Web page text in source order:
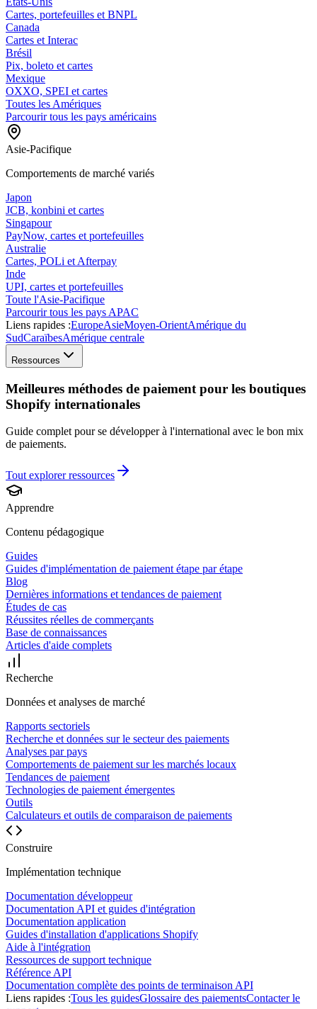
Cartes, portefeuilles et BNPL
Canada
Cartes et Interac
Brésil
Pix, boleto et cartes
Mexique
OXXO, SPEI et cartes
Toutes les Amériques
Parcourir tous les pays américains
Asie-Pacifique
Comportements de marché variés
Japon
JCB, konbini et cartes
Singapour
PayNow, cartes et portefeuilles
Australie
Cartes, POLi et Afterpay
Inde
UPI, cartes et portefeuilles
Toute l'Asie-Pacifique
Parcourir tous les pays APAC
Liens rapides :EuropeAsieMoyen-OrientAmérique du
SudCaraïbesAmérique centrale
Ressources
Meilleures méthodes de paiement pour les boutiques
Shopify internationales
Guide complet pour se développer à l'international avec le bon mix
de paiements.
Tout explorer ressources
Apprendre
Contenu pédagogique
Guides
Guides d'implémentation de paiement étape par étape
Blog
Dernières informations et tendances de paiement
Études de cas
Réussites réelles de commerçants
Base de connaissances
Articles d'aide complets
Recherche
Données et analyses de marché
Rapports sectoriels
Recherche et données sur le secteur des paiements
Analyses par pays
Comportements de paiement sur les marchés locaux
Tendances de paiement
Technologies de paiement émergentes
Outils
Calculateurs et outils de comparaison de paiements
Construire
Implémentation technique
Documentation développeur
Documentation API et guides d'intégration
Documentation application
Guides d'installation d'applications Shopify
Aide à l'intégration
Ressources de support technique
Référence API
Documentation complète des points de terminaison API
Liens rapides :Tous les guidesGlossaire des paiementsContacter le